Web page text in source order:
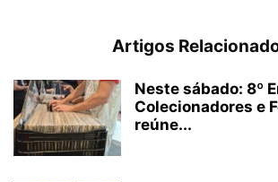
Artigos
Neste sábado: 8º
Colecionadores e
reúne...